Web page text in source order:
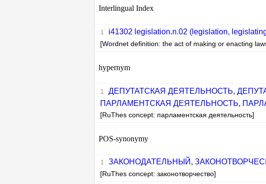
Interlingual Index
i41302 legislation.n.02 (legislation,
[Wordnet definition: the act of making or enacting
hypernym
ДЕПУТАТСКАЯ ДЕЯТЕЛЬНОСТЬ,
ПАРЛАМЕНТСКАЯ ДЕЯТЕЛЬНОСТЬ,
[RuThes concept: парламентская деятельность]
POS-synonymy
ЗАКОНОДАТЕЛЬНЫЙ ,
[RuThes concept: законотворчество]